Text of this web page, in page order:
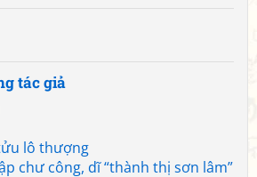
tác giả
lô thượng
chư công, dĩ “thành thị sơn lâm”